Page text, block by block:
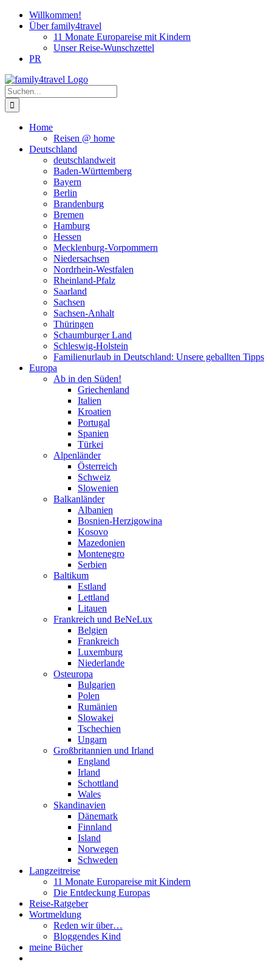
Zum
Inhalt
Willkommen!
Über family4travel
11 Monate Europareise mit Kindern
Unser Reise-Wunschzettel
PR
instagram
facebook
pinterest
Suche
nach:
Home
Reisen @ home
Deutschland
deutschlandweit
Baden-Württemberg
Bayern
Berlin
Brandenburg
Bremen
Hamburg
Hessen
Mecklenburg-Vorpommern
Niedersachsen
Nordrhein-Westfalen
Rheinland-Pfalz
Saarland
Sachsen
Sachsen-Anhalt
Thüringen
Schaumburger Land
Schleswig-Holstein
Familienurlaub in Deutschland: Unsere geballten Tipps
Europa
Ab in den Süden!
Griechenland
Italien
Kroatien
Portugal
Spanien
Türkei
Alpenländer
Österreich
Schweiz
Slowenien
Balkanländer
Albanien
Bosnien-Herzigowina
Kosovo
Mazedonien
Montenegro
Serbien
Baltikum
Estland
Lettland
Litauen
Frankreich und BeNeLux
Belgien
Frankreich
Luxemburg
Niederlande
Osteuropa
Bulgarien
Polen
Rumänien
Slowakei
Tschechien
Ungarn
Großbritannien und Irland
England
Irland
Schottland
Wales
Skandinavien
Dänemark
Finnland
Island
Norwegen
Schweden
Langzeitreise
11 Monate Europareise mit Kindern
Die Entdeckung Europas
Reise-Ratgeber
Wortmeldung
Reden wir über…
Bloggendes Kind
meine Bücher